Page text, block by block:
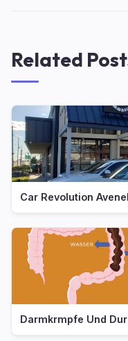
Related
Car Revolution Avenel
Darmkrmpfe Und